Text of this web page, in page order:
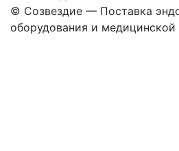
© Созвездие — Поставка
оборудования и медицинской